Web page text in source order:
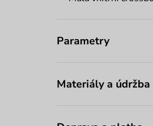
Parametry
Materiály a údržba